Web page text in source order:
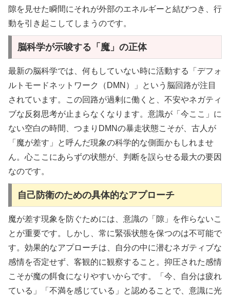
隙を見せた瞬間にそれが外部のエネルギーと結びつき、行
動を引き起こしてしまうのです。
脳科学が示唆する「魔」の正体
最新の脳科学では、何もしていない時に活動する「デフォ
ルトモードネットワーク（DMN）」という脳回路が注目
されています。この回路が過剰に働くと、不安やネガティ
ブな反芻思考が止まらなくなります。意識が「今ここ」に
ない空白の時間、つまりDMNの暴走状態こそが、古人が
「魔が差す」と呼んだ現象の科学的な側面かもしれませ
ん。心ここにあらずの状態が、判断を誤らせる最大の要因
なのです。
自己防衛のための具体的なアプローチ
魔が差す現象を防ぐためには、意識の「隙」を作らないこ
とが重要です。しかし、常に緊張状態を保つのは不可能で
す。効果的なアプローチは、自分の中に潜むネガティブな
感情を否定せず、客観的に観察すること。抑圧された感情
こそが魔の餌食になりやすいからです。「今、自分は疲れ
ている」「不満を感じている」と認めることで、意識に光